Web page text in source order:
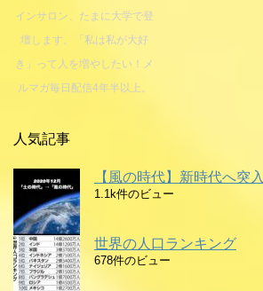
インサロン、たまに大学で登
壇します。「私は私が大好
き」って人を増やしたい！メ
ルマガ毎日配信4年半以上。
人気記事
【風の時代】新時代へ突入
1.1k件のビュー
世界の人口ランキング
678件のビュー